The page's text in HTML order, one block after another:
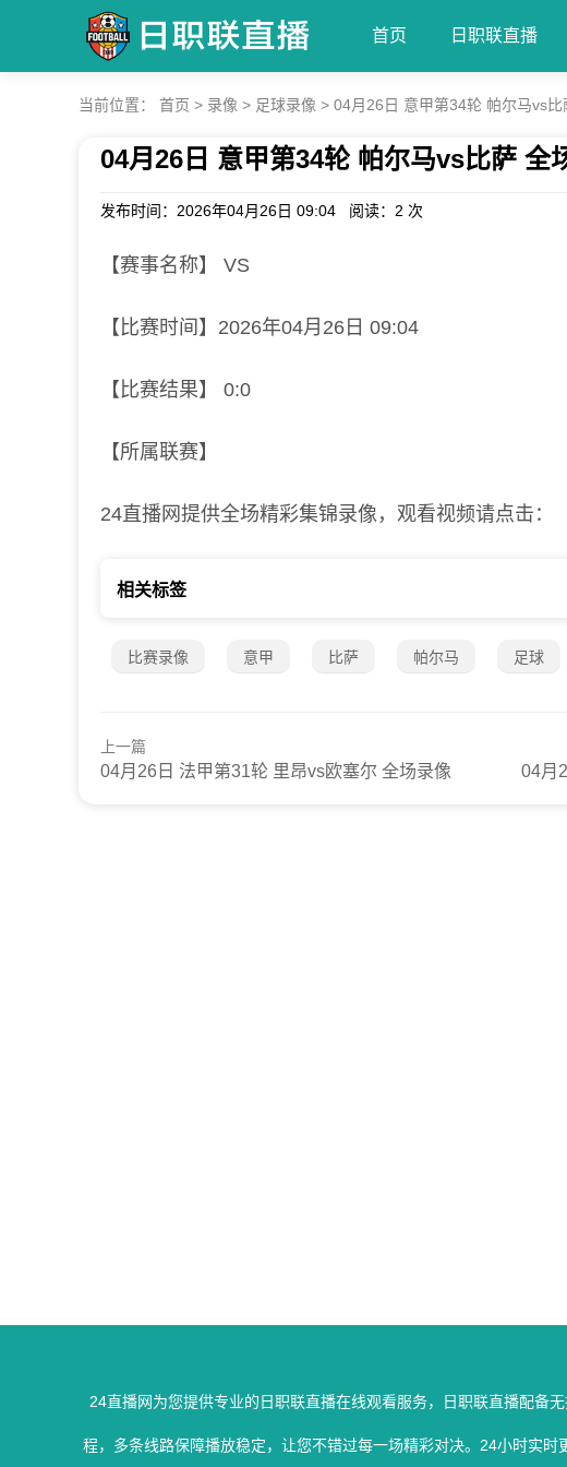
首页 日职联直播
当前位置： 首页 > 录像 > 足球录像 > 04月26日 意甲第34轮 帕尔马vs比
04月26日 意甲第34轮 帕尔马vs比萨 全
发布时间：2026年04月26日 09:04 阅读： 2 次
【赛事名称】 VS
【比赛时间】2026年04月26日 09:04
【比赛结果】 0:0
【所属联赛】
24直播网提供全场精彩集锦录像，观看视频请点击：
相关标签
比赛录像 意甲 比萨 帕尔马 足球
上一篇
04月26日 法甲第31轮 里昂vs欧塞尔 全场录像 04月
24直播网为您提供专业的日职联直播在线观看服务，日职联直播配备
程，多条线路保障播放稳定，让您不错过每一场精彩对决。24小时实